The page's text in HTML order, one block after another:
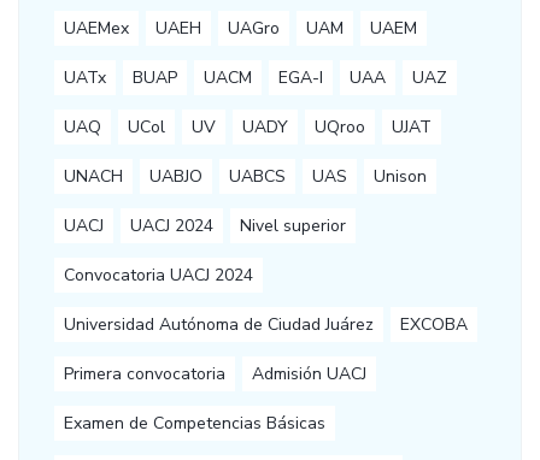
UAEMex UAEH UAGro UAM UAEM
UATx BUAP UACM EGA-I UAA UAZ
UAQ UCol UV UADY UQroo UJAT
UNACH UABJO UABCS UAS Unison
UACJ UACJ 2024 Nivel superior
Convocatoria UACJ 2024
Universidad Autónoma de Ciudad Juárez EXCOBA
Primera convocatoria Admisión UACJ
Examen de Competencias Básicas